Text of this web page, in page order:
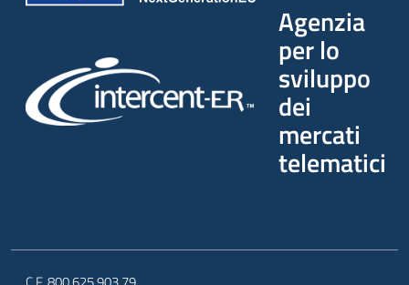
Agenzia
per lo
sviluppo
dei
mercati
telematici